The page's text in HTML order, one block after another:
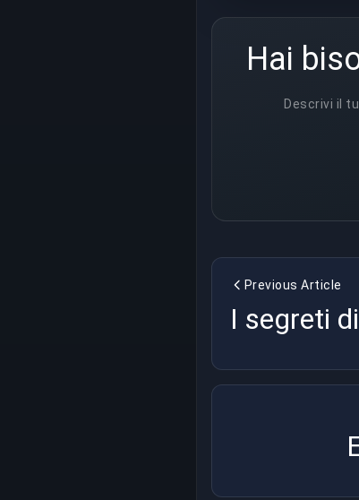
Hai
Descrivi il
Previous Article
I segreti